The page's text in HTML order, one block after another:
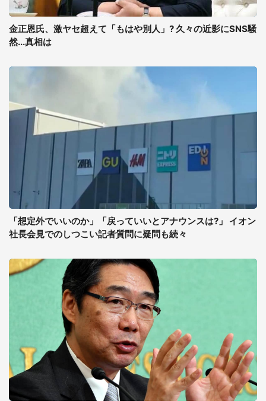
金正恩氏、激ヤセ超えて「もはや別人」? 久々の近影にSNS騒
然...真相は
「想定外でいいのか」「戻っていいとアナウンスは?」 イオン
社長会見でのしつこい記者質問に疑問も続々